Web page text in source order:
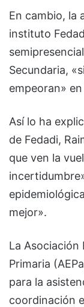
En cambio, la
instituto
Secundaria,
empeoran»
Así lo ha
de Fedadi,
que ven la
mejor».
La Asociación
Primaria
para la
coordinación